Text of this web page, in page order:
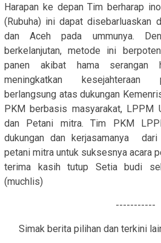
Harapan ke depan Tim berharap
(Rubuha) ini dapat
dan Aceh pada ummunya.
berkelanjutan, metode ini
panen akibat hama serangan
meningkatkan kesejahteraan
berlangsung atas dukungan
PKM berbasis masyarakat, LPPM
dan Petani mitra. Tim PKM
dukungan dan kerjasamanya dari
petani mitra untuk suksesnya acara
terima kasih tutup Setia budi
(muchlis)
-----------
Simak berita pilihan dan terkini